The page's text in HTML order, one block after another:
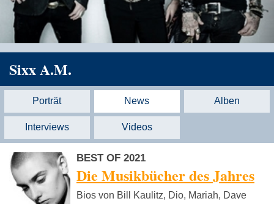
Sixx A.M.
Porträt News Alben
Interviews Videos
BEST OF 2021
Die Musikbücher des Jahres
Bios von Bill Kaulitz, Dio, Mariah, Dave